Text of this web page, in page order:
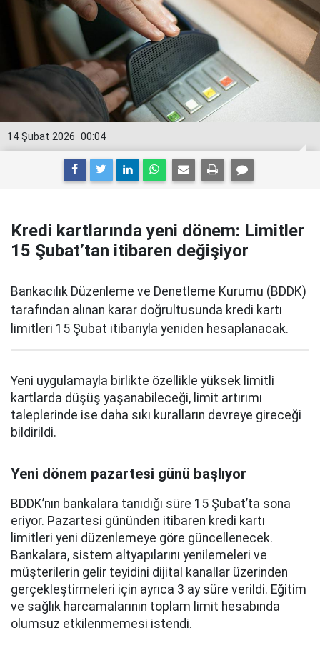
00:04
14 Şubat 2026
Kredi kartlarında yeni dönem: Limitler
15 Şubat’tan itibaren değişiyor
Bankacılık Düzenleme ve Denetleme Kurumu (BDDK)
tarafından alınan karar doğrultusunda kredi kartı
limitleri 15 Şubat itibarıyla yeniden hesaplanacak.
Yeni uygulamayla birlikte özellikle yüksek limitli
kartlarda düşüş yaşanabileceği, limit artırımı
taleplerinde ise daha sıkı kuralların devreye gireceği
bildirildi.
Yeni dönem pazartesi günü başlıyor
BDDK’nın bankalara tanıdığı süre 15 Şubat’ta sona
eriyor. Pazartesi gününden itibaren kredi kartı
limitleri yeni düzenlemeye göre güncellenecek.
Bankalara, sistem altyapılarını yenilemeleri ve
müşterilerin gelir teyidini dijital kanallar üzerinden
gerçekleştirmeleri için ayrıca 3 ay süre verildi. Eğitim
ve sağlık harcamalarının toplam limit hesabında
olumsuz etkilenmemesi istendi.